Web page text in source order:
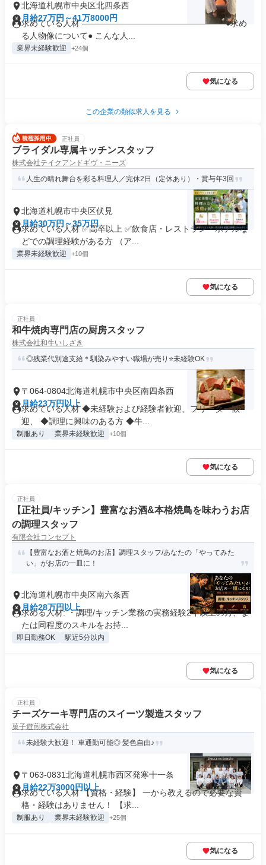
北海道札幌市中央区北四条西
月給27万円～41万8000円
求めている人材 ――――――――――――――――― ●求め
る人物像について● こんな人...
業界未経験歓迎 +24個
気になる
この企業の類似求人を見る
正社員
ブライダル専属キッチンスタッフ
株式会社テイクアンドギヴ・ニーズ
人生の晴れ舞台を彩る料理人／完休2日（定休あり）・賞与年3回
北海道札幌市中央区伏見
月給30万円～35万円
求めている人材 ✅高卒以上 ✅飲食店・レストラン・ホテルな
どでの調理経験がある方 （ア...
業界未経験歓迎 +10個
気になる
正社員
和牛焼肉専門店の厨房スタッフ
株式会社和牛いしざき
◎残業代別途支給＊馴染みやすい職場が売り⭐未経験OK
〒064-0804北海道札幌市中央区南四条西
月給23万円以上
求めている人材 ◆未経験および経験者歓迎、フリーター歓
迎、 ◆調理に興味のある方 ◆牛...
制服あり 業界未経験歓迎 +10個
気になる
正社員
【正社員/キッチン】豊富なお酒&本格焼鳥を味わうお店
の調理スタッフ
有限会社コンセプト
【豊富なお酒と焼鳥のお店】調理スタッフ/あなたの「やってみた
い」がお店の一皿に！
北海道札幌市中央区南六条西
月給28万円以上
求める人材: ・調理/キッチン業務の実務経験2年以上の方、ま
たは同程度のスキルをお持...
即日勤務OK 駅近5分以内
気になる
正社員
チーズケーキ専門店のスイーツ製造スタッフ
菓子遊煎株式会社
未経験大歓迎！ 車通勤可能◎ 髪色自由♪
〒063-0831北海道札幌市西区発寒十一条
月給22万3000円以上
求めている人材 【資格・経験】 一から教えるので必要な資
格・経験はありません！ 【求...
制服あり 業界未経験歓迎 +25個
気になる